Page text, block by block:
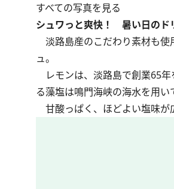
すべての写真を見る
シュワっと爽快！ 暑い日のド
淡路島産のこだわり素材も使
ュ。
レモンは、淡路島で創業65年
る藻塩は鳴門海峡の海水を用い
甘酸っぱく、ほどよい塩味が